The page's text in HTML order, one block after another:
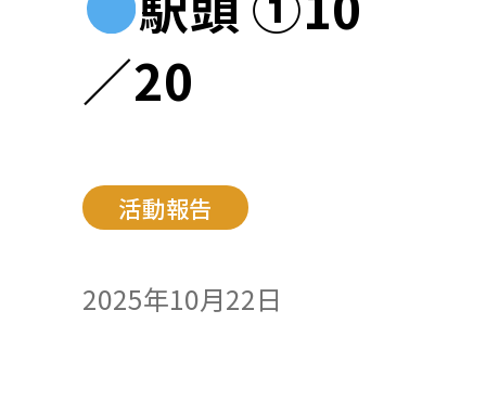
／20
活動報告
2025年10月22日